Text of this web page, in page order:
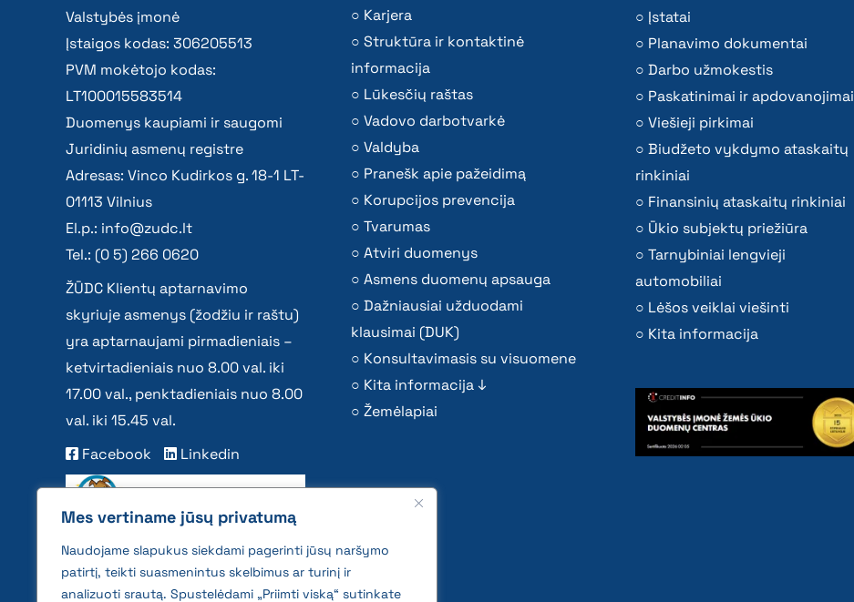
Mes vertiname jūsų privatumą
Naudojame slapukus siekdami pagerinti jūsų naršymo
patirtį, teikti suasmenintus skelbimus ar turinį ir
analizuoti srautą. Spustelėdami „Priimti viską“ sutinkate
Valstybės įmonė
Įstaigos kodas: 306205513
PVM mokėtojo kodas:
LT100015583514
Duomenys kaupiami ir saugomi
Juridinių asmenų registre
Adresas: Vinco Kudirkos g. 18-1 LT-
01113 Vilnius
El.p.: info@zudc.lt
Tel.: (0 5) 266 0620
ŽŪDC Klientų aptarnavimo
skyriuje asmenys (žodžiu ir raštu)
yra aptarnaujami pirmadieniais –
ketvirtadieniais nuo 8.00 val. iki
17.00 val., penktadieniais nuo 8.00
val. iki 15.45 val.
Facebook
Linkedin
Karjera
Struktūra ir kontaktinė
informacija
Lūkesčių raštas
Vadovo darbotvarkė
Valdyba
Pranešk apie pažeidimą
Korupcijos prevencija
Tvarumas
Atviri duomenys
Asmens duomenų apsauga
Dažniausiai užduodami
klausimai (DUK)
Konsultavimasis su visuomene
Kita informacija ↓
Žemėlapiai
Įstatai
Planavimo dokumentai
Darbo užmokestis
Paskatinimai ir apdovanojimai
Viešieji pirkimai
Biudžeto vykdymo ataskaitų
rinkiniai
Finansinių ataskaitų rinkiniai
Ūkio subjektų priežiūra
Tarnybiniai lengvieji
automobiliai
Lėšos veiklai viešinti
Kita informacija